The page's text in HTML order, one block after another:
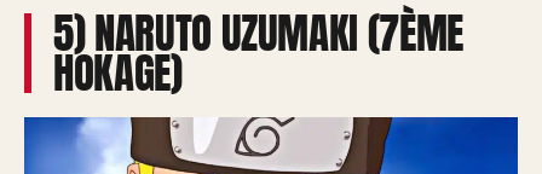
5) NARUTO UZUMAKI (7ÈME
HOKAGE)